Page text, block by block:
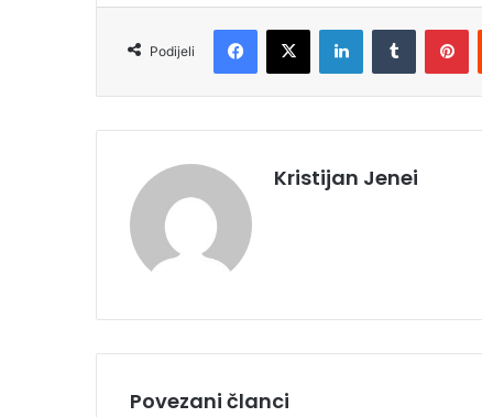
Podijeli
Kristijan Jenei
Povezani članci